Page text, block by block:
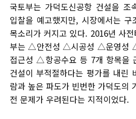
국토부는 가덕도신공항 건설을 조
입찰을 예고했지만, 시장에서는 구
목소리가 커지고 있다. 2016년 사
부는 △안전성 △시공성 △운영
접근성 △항공수요 등 7개 항목을
건설이 부적절하다는 평가를 내린
람과 높은 파도가 빈번한 가덕도의
전 문제가 우려된다는 지적이었다.